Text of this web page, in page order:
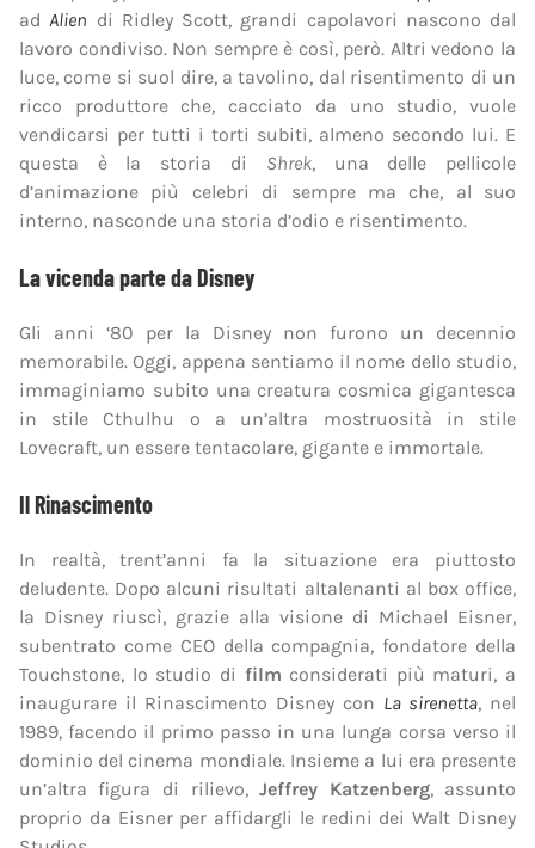
adAlien di Ridley Scott, grandi capolavori nascono dal
lavoro condiviso. Non sempre è così, però. Altri vedono la
luce, come si suol dire, a tavolino, dal risentimento di un
ricco produttore che, cacciato da uno studio, vuole
vendicarsi per tutti i torti subiti, almeno secondo lui. E
questa è la storia di Shrek, una delle pellicole
d’animazione più celebri di sempre ma che, al suo
interno, nasconde una storia d’odio e risentimento.
La vicenda parte da Disney
Gli anni ‘80 per la Disney non furono un decennio
memorabile. Oggi, appena sentiamo il nome dello studio,
immaginiamo subito una creatura cosmica gigantesca
in stile Cthulhu o a un’altra mostruosità in stile
Lovecraft, un essere tentacolare, gigante e immortale.
Il Rinascimento
In realtà, trent’anni fa la situazione era piuttosto
deludente. Dopo alcuni risultati altalenanti al box office,
la Disney riuscì, grazie alla visione di Michael Eisner,
subentrato come CEO della compagnia, fondatore della
Touchstone, lo studio di film considerati più maturi, a
inaugurare il Rinascimento Disney con La sirenetta, nel
1989, facendo il primo passo in una lunga corsa verso il
dominio del cinema mondiale. Insieme a lui era presente
un’altra figura di rilievo,Jeffrey Katzenberg, assunto
proprio da Eisner per affidargli le redini dei Walt Disney